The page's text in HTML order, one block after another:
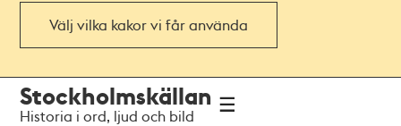
Välj vilka kakor vi får använda
navigationen
huvudinnehållet
Stockholmskällan
Historia i ord, ljud och bild